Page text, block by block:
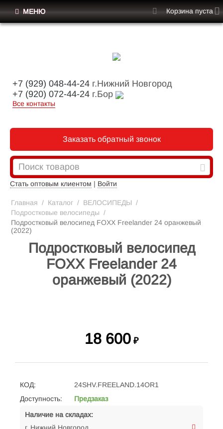
+7 (929) 048-44-24 г.Нижний Новгород
+7 (920) 072-44-24 г.Бор
Все контакты
Заказать обратный звонок
Стать оптовым клиентом | Войти
МЕНЮ Корзина пуста
Главная / Каталог / ВЕЛОСИПЕДЫ /
Подростковые велосипеды /
Подростковый велосипед FOXX Freelander 24 оранжевый
(2022)
Подростковый велосипед
FOXX Freelander 24
оранжевый (2022)
18 600 ₽
КОД:
24SHV.FREELAND.14OR1
Доступность:
Предзаказ
Наличие на складах: